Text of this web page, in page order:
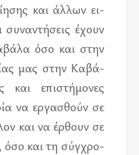
και άλ­λων ει­
έχουν
όσο και στην
μας στην Καβά­
και επι­στή­μο­νες
να ερ­γα­σθούν σε
και να έρ­θουν σε
όσο και τη σύγ­χρο­